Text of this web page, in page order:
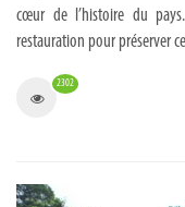
cœur de l’histoire du
restauration pour préserver
2302